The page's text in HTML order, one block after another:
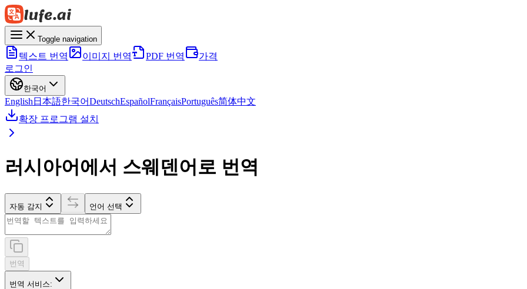
Toggle navigation
텍스트 번역 이미지 번역 PDF 번역
가격
로그인
한국어
English 日本語한국어DeutschEspañolFrançaisPortuguês简体中文
확장 프로그램 설치
러시아어에서 스웨덴어로 번역
자동 감지 언어 선택
번역
번역 서비스: